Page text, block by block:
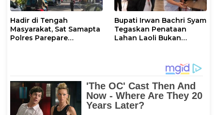
Hadir di Tengah
Masyarakat, Sat Samapta
Polres Parepare
Bupati Irwan Bachri Syam
Tegaskan Penataan
Lahan Laoli Bukan